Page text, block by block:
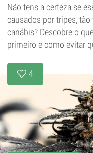
Não tens a certeza se
causados por tripes,
canábis? Descobre o
primeiro e como evitar
4